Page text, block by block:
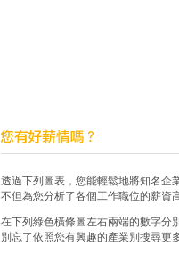
透過下列圖表，您能輕鬆地將知名企
不但為您分析了各個工作職位的薪資
在下列綠色橫條圖左右兩端的數字分
別忘了依照您有興趣的產業別搜尋更